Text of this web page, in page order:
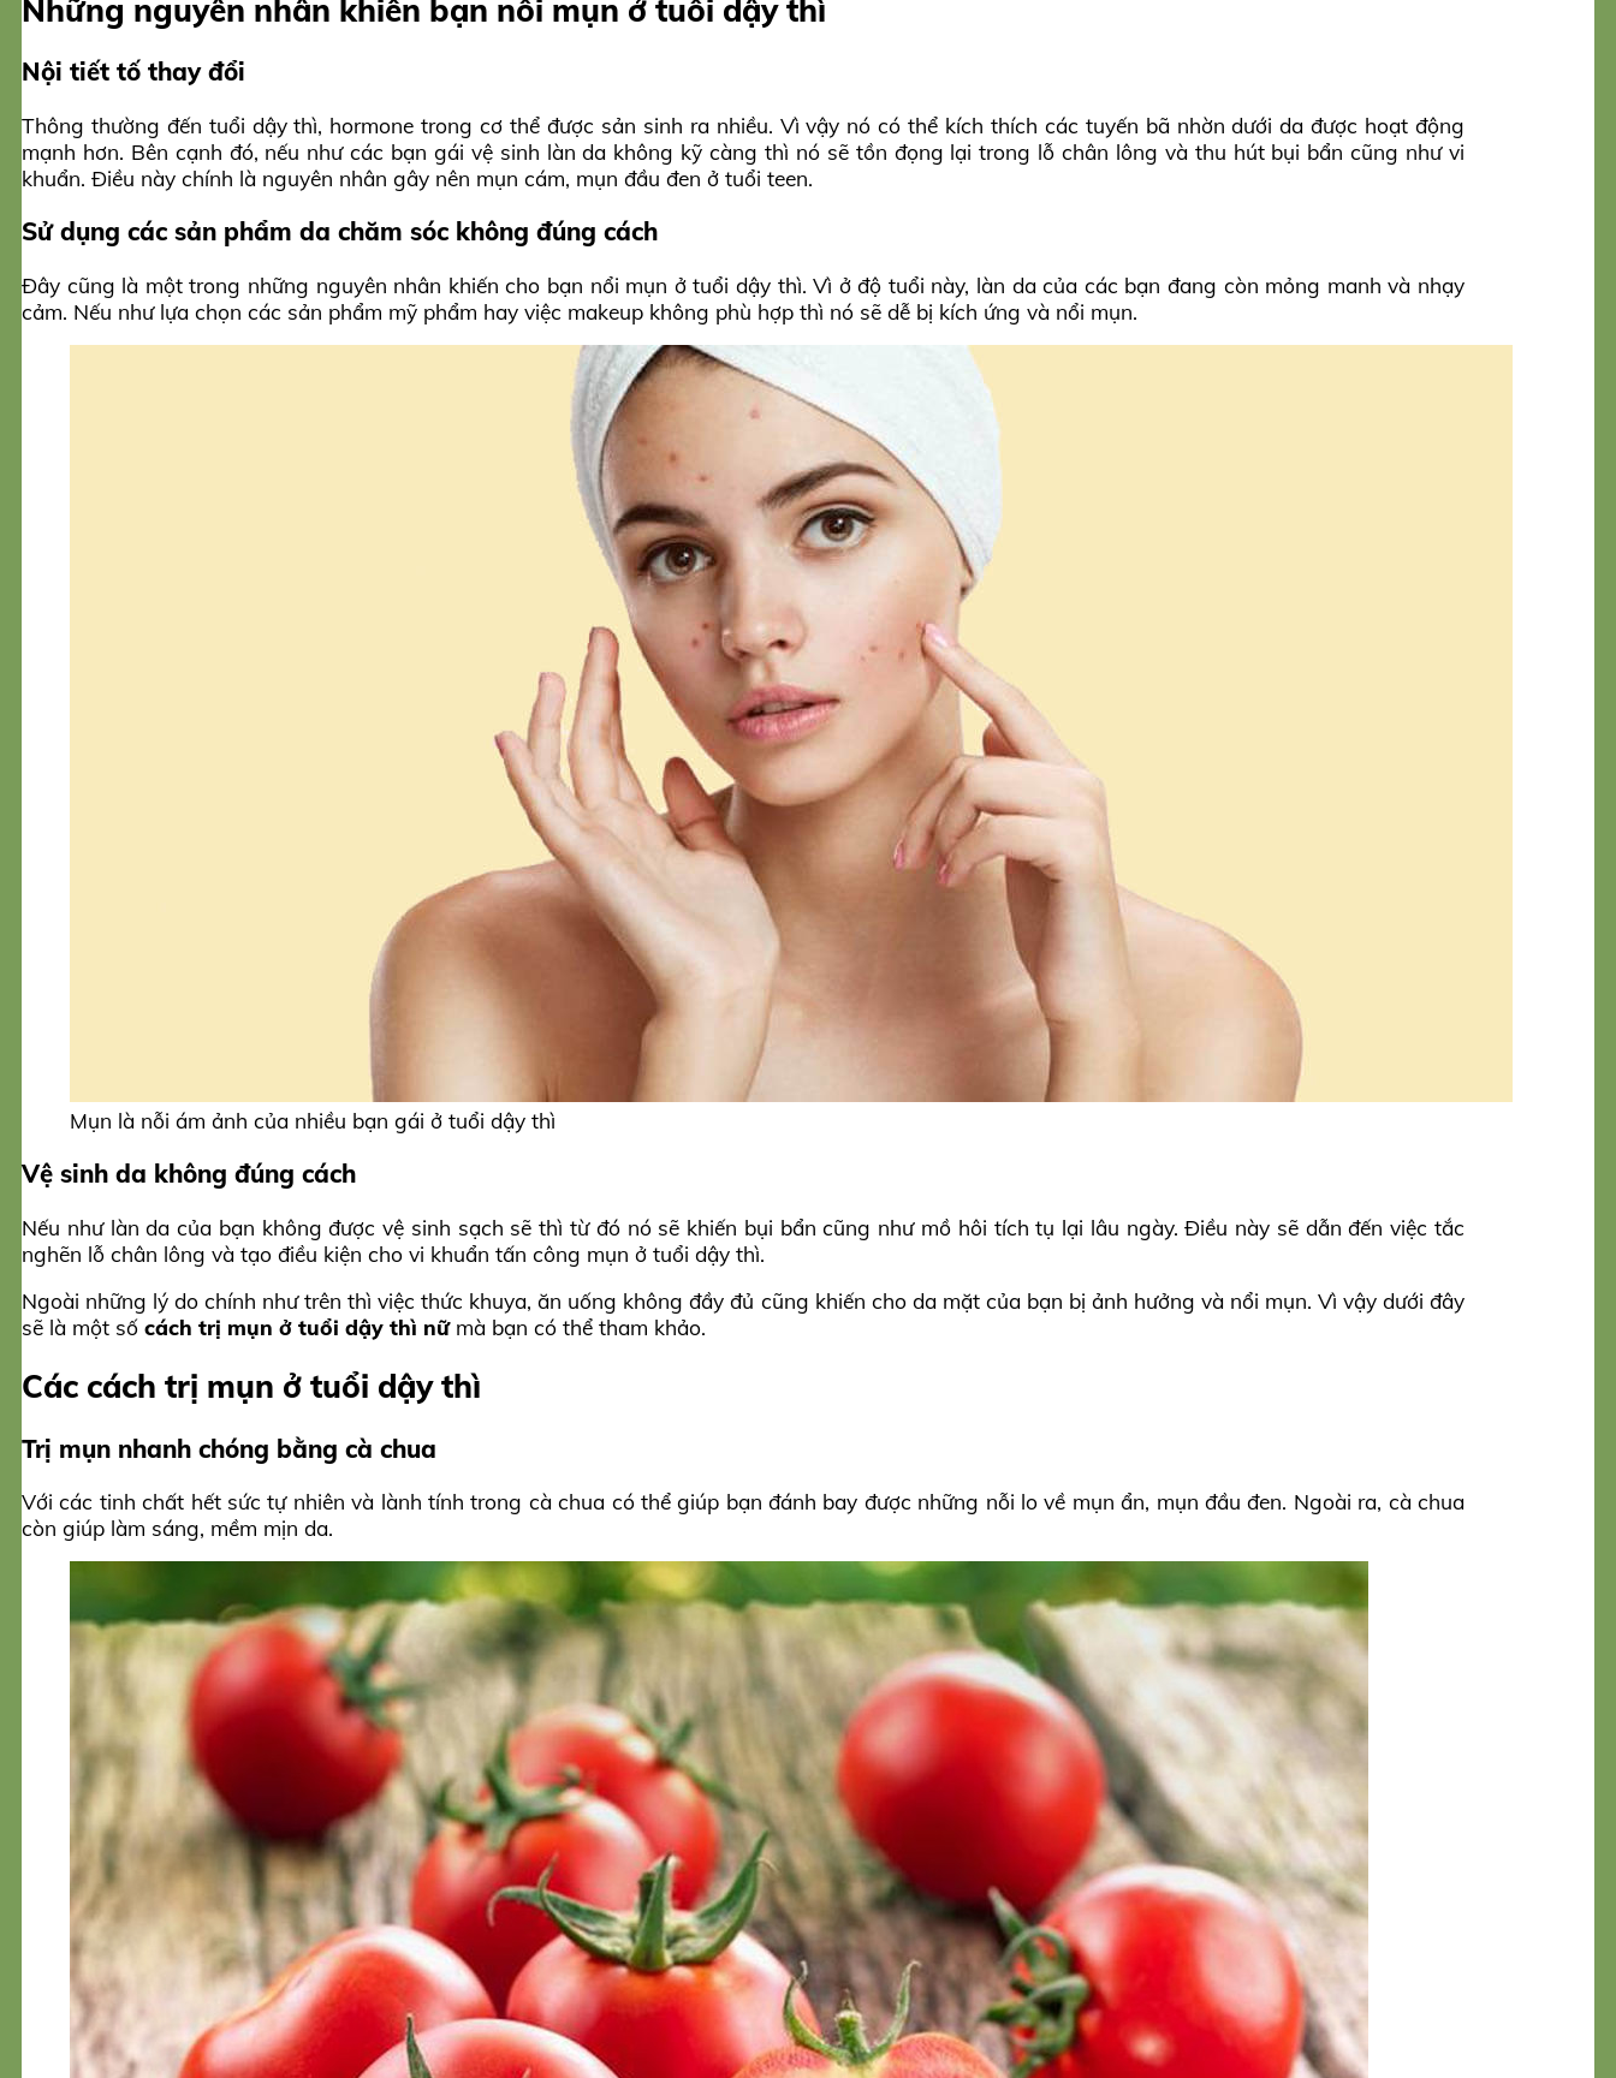
Những nguyên nhân khiến bạn nổi mụn ở tuổi dậy thì
Nội tiết tố thay đổi
Thông thường đến tuổi dậy thì, hormone trong cơ thể được sản sinh ra nhiều. Vì vậy nó có thể kích thích các tuyến bã nhờn dưới da được hoạt động
mạnh hơn. Bên cạnh đó, nếu như các bạn gái vệ sinh làn da không kỹ càng thì nó sẽ tồn đọng lại trong lỗ chân lông và thu hút bụi bẩn cũng như vi
khuẩn. Điều này chính là nguyên nhân gây nên mụn cám, mụn đầu đen ở tuổi teen.
Sử dụng các sản phẩm da chăm sóc không đúng cách
Đây cũng là một trong những nguyên nhân khiến cho bạn nổi mụn ở tuổi dậy thì. Vì ở độ tuổi này, làn da của các bạn đang còn mỏng manh và nhạy
cảm. Nếu như lựa chọn các sản phẩm mỹ phẩm hay việc makeup không phù hợp thì nó sẽ dễ bị kích ứng và nổi mụn.
Mụn là nỗi ám ảnh của nhiều bạn gái ở tuổi dậy thì
Vệ sinh da không đúng cách
Nếu như làn da của bạn không được vệ sinh sạch sẽ thì từ đó nó sẽ khiến bụi bẩn cũng như mồ hôi tích tụ lại lâu ngày. Điều này sẽ dẫn đến việc tắc
nghẽn lỗ chân lông và tạo điều kiện cho vi khuẩn tấn công mụn ở tuổi dậy thì.
Ngoài những lý do chính như trên thì việc thức khuya, ăn uống không đầy đủ cũng khiến cho da mặt của bạn bị ảnh hưởng và nổi mụn. Vì vậy dưới đây
sẽ là một số cách trị mụn ở tuổi dậy thì nữ mà bạn có thể tham khảo.
Các cách trị mụn ở tuổi dậy thì
Trị mụn nhanh chóng bằng cà chua
Với các tinh chất hết sức tự nhiên và lành tính trong cà chua có thể giúp bạn đánh bay được những nỗi lo về mụn ẩn, mụn đầu đen. Ngoài ra, cà chua
còn giúp làm sáng, mềm mịn da.